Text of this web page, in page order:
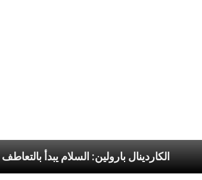
الكاردينال بارولين: السلام